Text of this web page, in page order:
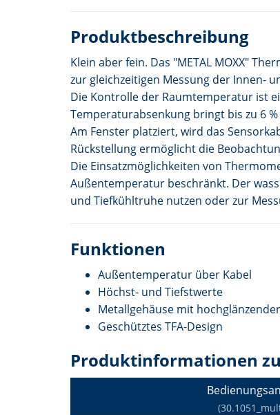
Produktbeschreibung
Klein aber fein. Das "METAL MOXX"
zur gleichzeitigen Messung der Innen-
Die Kontrolle der Raumtemperatur ist
Temperaturabsenkung bringt bis zu 6
Am Fenster platziert, wird das
Rückstellung ermöglicht die
Die Einsatzmöglichkeiten von
Außentemperatur beschränkt. Der
und Tiefkühltruhe nutzen oder zur
Funktionen
Außentemperatur über Kabel
Höchst- und Tiefstwerte
Metallgehäuse mit
Geschütztes TFA-Design
Produktinformationen